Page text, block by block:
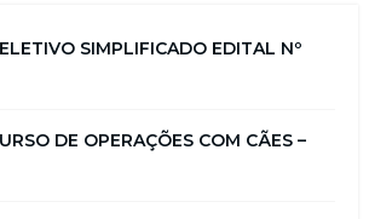
SIMPLIFICADO EDITAL Nº
DE OPERAÇÕES COM CÃES –